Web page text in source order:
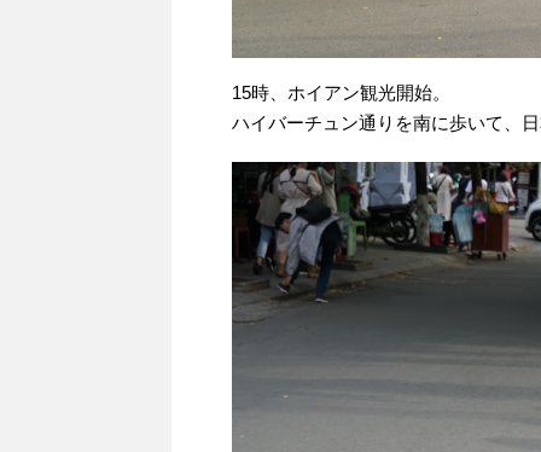
15時、ホイアン観光開始。
ハイバーチュン通りを南に歩いて、